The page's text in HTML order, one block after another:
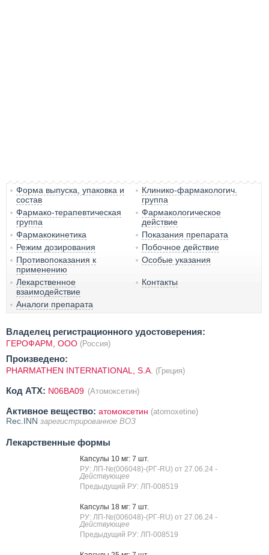
Форма выпуска, упаковка и
состав
Клинико-фармакологич.
группа
Фармако-терапевтическая
группа
Фармакологическое
действие
Фармакокинетика
Показания препарата
Режим дозирования
Побочное действие
Противопоказания к
применению
Особые указания
Лекарственное
взаимодействие
Контакты
Аналоги препарата
Владелец регистрационного удостоверения:
ГЕРОФАРМ, ООО (Россия)
Произведено:
PHARMATHEN INTERNATIONAL, S.A. (Греция)
Код ATX: N06BA09 (Атомоксетин)
Активное вещество: атомоксетин (atomoxetine)
Rec.INN зарегистрированное ВОЗ
Лекарственные формы
Капсулы 10 мг: 7 шт.
РУ: ЛП-№(006048)-(РГ-RU) от 27.06.24 -
Действующее
Предыдущий РУ: ЛП-008519
Капсулы 18 мг: 7 шт.
РУ: ЛП-№(006048)-(РГ-RU) от 27.06.24 -
Действующее
Предыдущий РУ: ЛП-008519